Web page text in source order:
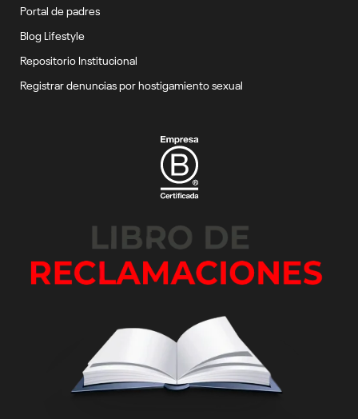
Portal de padres
Blog Lifestyle
Repositorio Institucional
Registrar denuncias por hostigamiento sexual